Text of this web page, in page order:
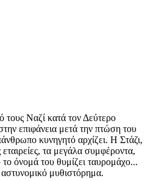
Ναζί κατά τον Δεύτερο
επιφάνεια μετά την πτώση του
κυνηγητό αρχίζει. Η Στάζι,
τα μεγάλα συμφέροντα,
το όνομά του θυμίζει ταυρομάχο...
μυθιστόρημα.